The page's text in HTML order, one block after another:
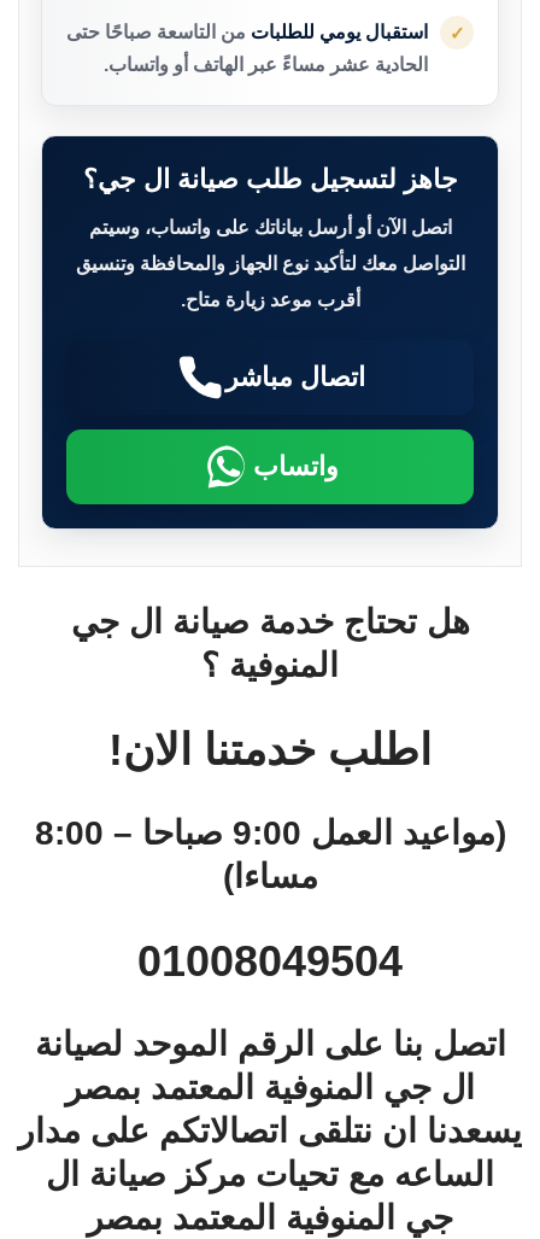
✓ استقبال يومي للطلبات من التاسعة صباحًا حتى
الحادية عشر مساءً عبر الهاتف أو واتساب.
جاهز لتسجيل طلب صيانة ال جي؟
اتصل الآن أو أرسل بياناتك على واتساب، وسيتم
التواصل معك لتأكيد نوع الجهاز والمحافظة وتنسيق
أقرب موعد زيارة متاح.
اتصال مباشر
واتساب
هل تحتاج خدمة صيانة ال جي
المنوفية ؟
اطلب خدمتنا الان!
(مواعيد العمل 9:00 صباحا – 8:00
مساءا)
01008049504
اتصل بنا على الرقم الموحد لصيانة
ال جي المنوفية المعتمد بمصر
يسعدنا ان نتلقى اتصالاتكم على مدار
الساعه مع تحيات مركز صيانة ال
جي المنوفية المعتمد بمصر